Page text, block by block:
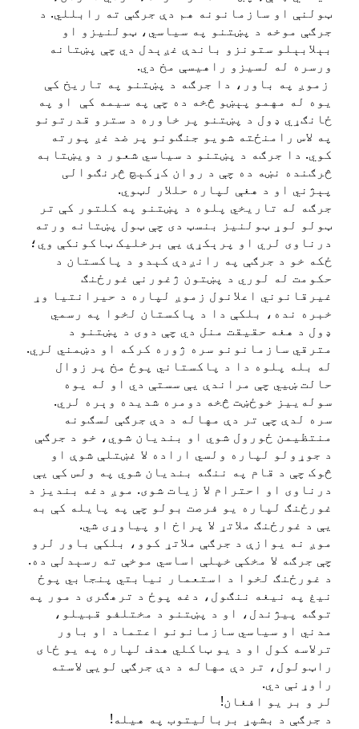
ټولنې او سازمانونه هم دې جرګې ته رابللي. د
جرګې موخه د پښتنو په سیاسي، ټولنیزو او
بېلابېلو ستونزو باندې غږېدل دي چې پښتانه
ورسره له لسیزو راهیسې مخ دي.
‏ زموږ په باور، دا جرګه د پښتنو په تاریخ کې
یوه له مهمو پېښو څخه ده چې په سیمه کې او په
ځانګړي ډول د پښتنو پر خاوره د سترو قدرتونو
په لاس رامنځته شويو جنګونو پر ضد غږ پورته
کوي. دا جرګه د پښتنو د سیاسي شعور د ویښتابه
څرګنده نښه ده چې د روان کړکېچ څرنګوالی
پېژني او د هغې لپاره حللار لټوي.
‏جرګه له تاریخي پلوه د پښتنو په کلتور کې تر
ټولو لوړ ټولنیز بنسټ دی چې ټول پښتانه ورته
درناوی لري او پرېکړې یې برخلیک ټاکونکې وي؛
ځکه خو د جرګې په رانږدې کېدو د پاکستان د
حکومت له لوري د پښتون ژغورنې غورځنګ
غیرقانوني اعلانول زموږ لپاره د حیرانتیا وړ
خبره نده، بلکې دا د پاکستان لخوا په رسمي
ډول د هغه حقیقت منل دي چې دوی د پښتنو د
مترقي سازمانونو سره ژوره کرکه او دښمني لري.
له بله پلوه دا د پاکستاني پوځ مخ پر زوال
حالت ښيي چې مراندې یې سستې دي او له یوه
سوله‌ییز خوځښت څخه دومره شدیده وېره لري.
‏سره لدې چې تر دې مهاله د دې جرګې لسګونه
منتظیمن ځورول شوي او بندیان شوي، خو د جرګې
د جوړولو لپاره ولسي اراده لا غښتلې شوې او
څوک چې د قام په ننګه بندیان شوي په ولس کې یې
درناوی او احترام لا زیات شوی. موږ دغه بندیز د
غورځنګ لپاره یو فرصت بولو چې په پایله کې به
یې د غورځنګ ملاتړ لا پراخ او پیاوړی شي.
‏موږ نه یوازې د جرګې ملاتړ کوو، بلکې باور لرو
چې جرګه لا مخکې خپلې اساسي موخې ته رسېدلې ده.
د غورځنګ لخوا د استعمار نیابتي پنجابي پوځ
نیغ په نیغه ننګول، دغه پوځ د ترهګری د مور په
توګه پیژندل، او د پښتنو د مختلفو قبیلو،
مدني او سیاسي سازمانونو اعتماد او باور
ترلاسه کول او د یو ټاکلي هدف لپاره په یو ځای
راټولول، تر دې مهاله د دې جرګې لویې لاسته
راوړنې دي.
‏لر و بر یو افغان!
‏د جرګې د بشپړ بربالیتوب په هیله!